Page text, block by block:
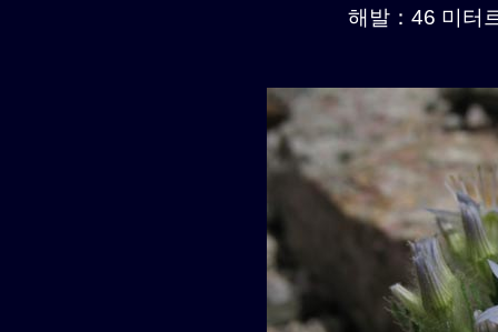
해발：46 미터